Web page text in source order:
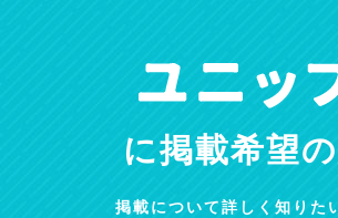
に掲載希望
掲載について詳しく知りた